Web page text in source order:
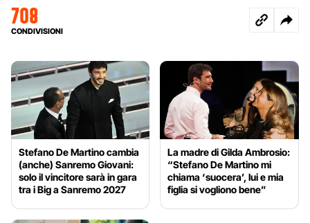
708
CONDIVISIONI
Stefano De Martino cambia
(anche) Sanremo Giovani:
solo il vincitore sarà in gara
tra i Big a Sanremo 2027
La madre di Gilda Ambrosio:
“Stefano De Martino mi
chiama ‘suocera’, lui e mia
figlia si vogliono bene”